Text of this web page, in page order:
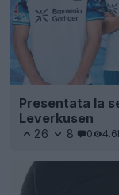
Presentata la
Leverkusen
26 8 0